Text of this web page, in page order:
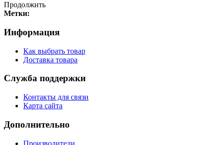
Продолжить
Метки:
Информация
Как выбрать товар
Доставка товара
Служба поддержки
Контакты для связи
Карта сайта
Дополнительно
Производители